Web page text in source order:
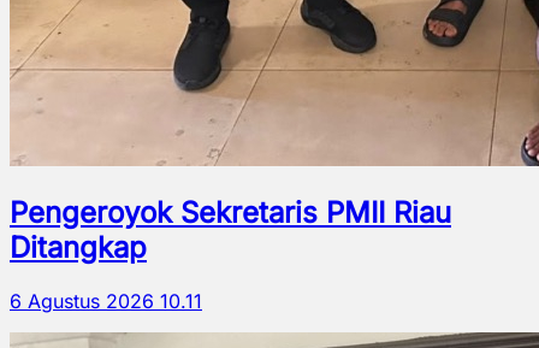
Pengeroyok Sekretaris PMII Riau
Ditangkap
6 Agustus 2026 10.11